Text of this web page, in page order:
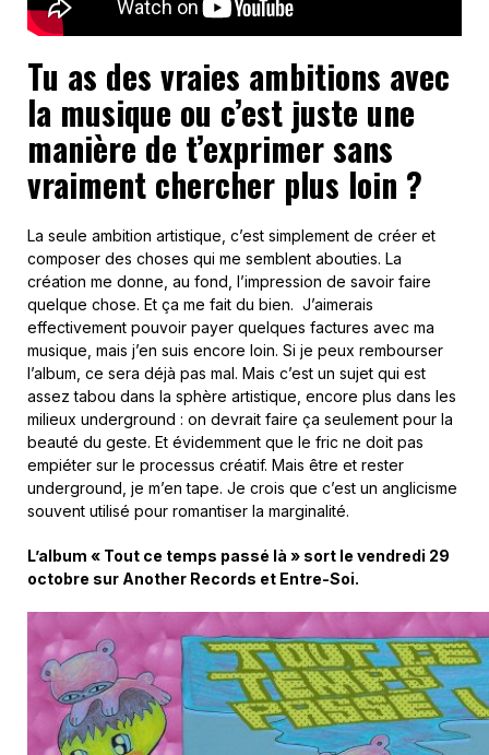
Tu as des vraies ambitions avec
la musique ou c’est juste une
manière de t’exprimer sans
vraiment chercher plus loin ?
La seule ambition artistique, c’est simplement de créer et
composer des choses qui me semblent abouties. La
création me donne, au fond, l’impression de savoir faire
quelque chose. Et ça me fait du bien. J’aimerais
effectivement pouvoir payer quelques factures avec ma
musique, mais j’en suis encore loin. Si je peux rembourser
l’album, ce sera déjà pas mal. Mais c’est un sujet qui est
assez tabou dans la sphère artistique, encore plus dans les
milieux underground : on devrait faire ça seulement pour la
beauté du geste. Et évidemment que le fric ne doit pas
empiéter sur le processus créatif. Mais être et rester
underground, je m’en tape. Je crois que c’est un anglicisme
souvent utilisé pour romantiser la marginalité.
L’album « Tout ce temps passé là » sort le vendredi 29
octobre sur Another Records et Entre-Soi.